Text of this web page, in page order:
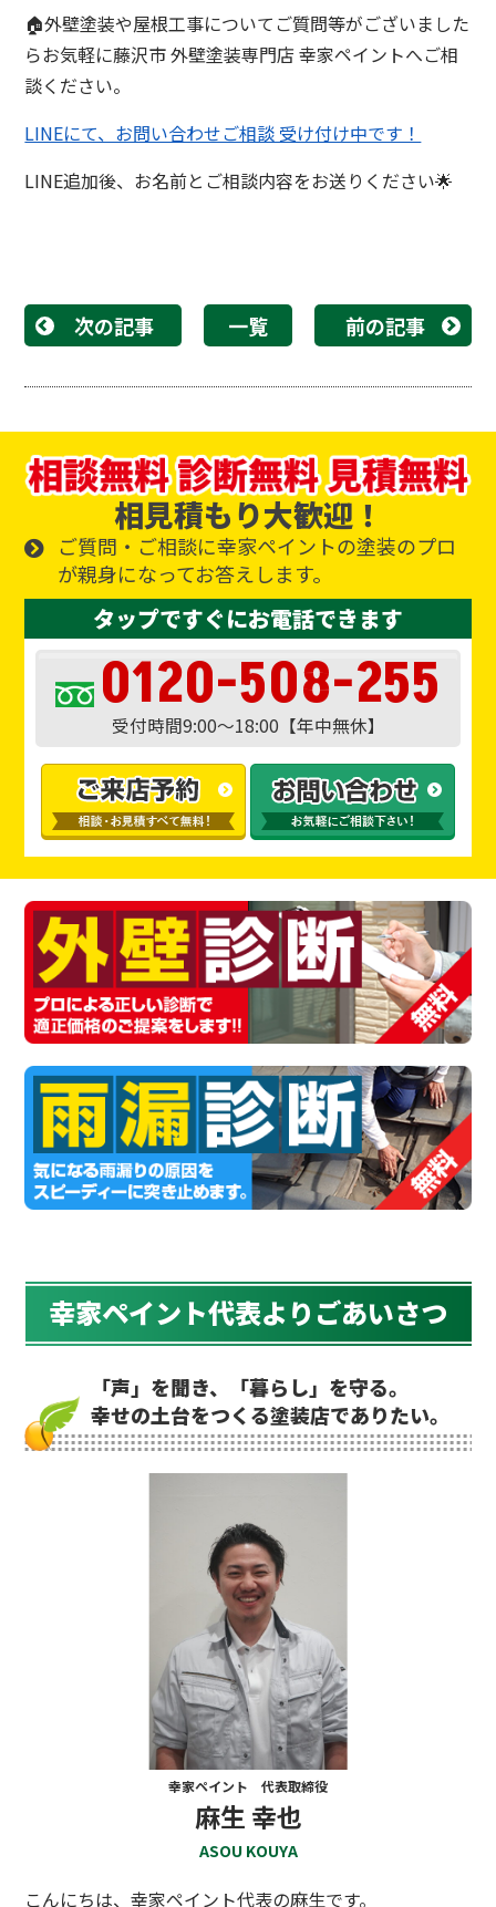
🏠外壁塗装や屋根工事についてご質問等がございました
らお気軽に藤沢市 外壁塗装専門店 幸家ペイントへご相
談ください。
LINEにて、お問い合わせご相談 受け付け中です！
LINE追加後、お名前とご相談内容をお送りください🌟
次の記事 一覧 前の記事
相見積もり大歓迎！
ご質問・ご相談に幸家ペイントの塗装のプロ
が親身になってお答えします。
タップですぐにお電話できます
0120-508-255
受付時間9:00～18:00【年中無休】
幸家ペイント代表よりごあいさつ
「声」を聞き、「暮らし」を守る。
幸せの土台をつくる塗装店でありたい。
幸家ペイント 代表取締役
麻生 幸也
ASOU KOUYA
こんにちは、幸家ペイント代表の麻生です。